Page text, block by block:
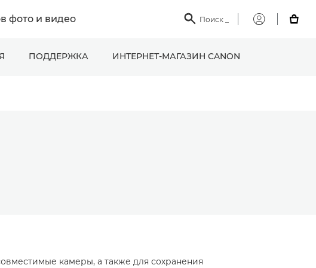
фото и видео  Поиск
Мой

ПОДДЕРЖКА ИНТЕРНЕТ-МАГАЗИН CANON
камеры, а также для сохранения